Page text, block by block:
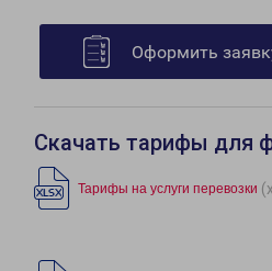
Оформить
Скачать тарифы для
Тарифы на услуги перевозки